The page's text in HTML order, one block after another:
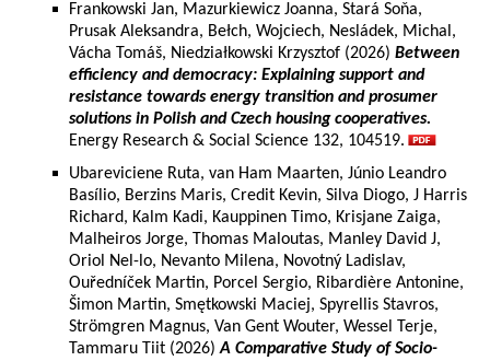
Frankowski Jan, Mazurkiewicz Joanna, Stará Soňa,
Prusak Aleksandra, Bełch, Wojciech, Nesládek, Michal,
Vácha Tomáš, Niedziałkowski Krzysztof (2026) Between
efficiency and democracy: Explaining support and
resistance towards energy transition and prosumer
solutions in Polish and Czech housing cooperatives.
Energy Research & Social Science 132, 104519.
Ubareviciene Ruta, van Ham Maarten, Júnio Leandro
Basílio, Berzins Maris, Credit Kevin, Silva Diogo, J Harris
Richard, Kalm Kadi, Kauppinen Timo, Krisjane Zaiga,
Malheiros Jorge, Thomas Maloutas, Manley David J,
Oriol Nel-lo, Nevanto Milena, Novotný Ladislav,
Ouředníček Martin, Porcel Sergio, Ribardière Antonine,
Šimon Martin, Smętkowski Maciej, Spyrellis Stavros,
Strömgren Magnus, Van Gent Wouter, Wessel Terje,
Tammaru Tiit (2026)A Comparative Study of Socio-